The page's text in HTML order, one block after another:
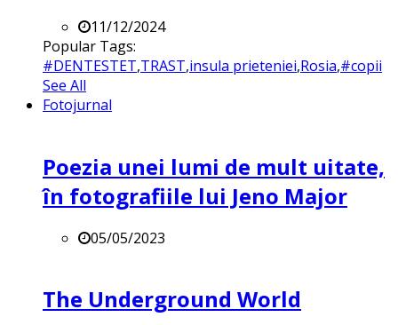
11/12/2024
Popular Tags:
#DENTESTET,TRAST,insula prieteniei,Rosia,#copii
See All
Fotojurnal
Poezia unei lumi de mult uitate,
în fotografiile lui Jeno Major
05/05/2023
The Underground World